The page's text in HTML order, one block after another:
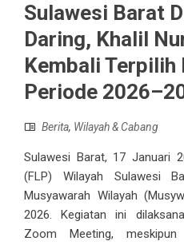
Sulawesi Barat
Daring, Khalil
Kembali Terpilih
Periode
Berita, Wilayah & Cabang
Sulawesi Barat, 17 Januari
(FLP) Wilayah Sulawesi
Musyawarah Wilayah
2026. Kegiatan ini
Zoom Meeting, meskipun